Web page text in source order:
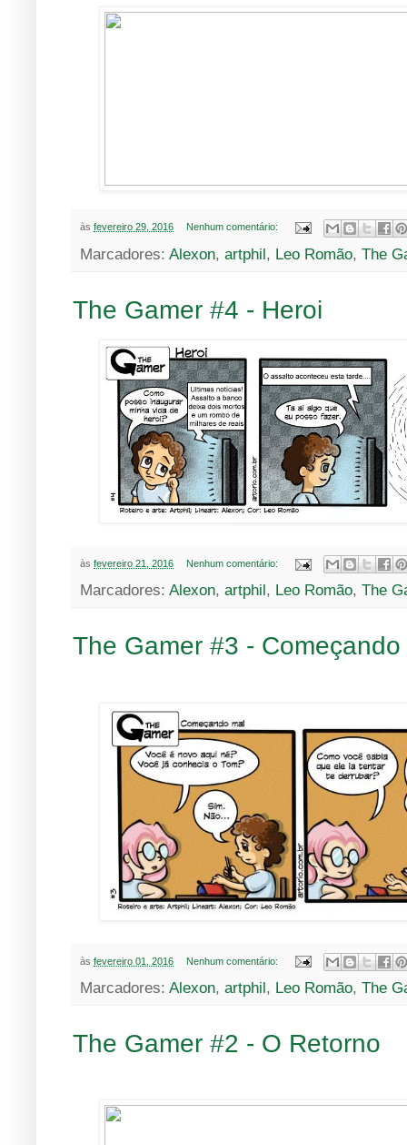
às fevereiro 29, 2016 Nenhum comentário:
Marcadores: Alexon, artphil, Leo Romão, The
The Gamer #4 - Heroi
às fevereiro 21, 2016 Nenhum comentário:
Marcadores: Alexon, artphil , Leo Romão, The
The Gamer #3 - Começando
às fevereiro 01, 2016 Nenhum comentário:
Marcadores: Alexon, artphil, Leo Romão, The
The Gamer #2 - O Retorno